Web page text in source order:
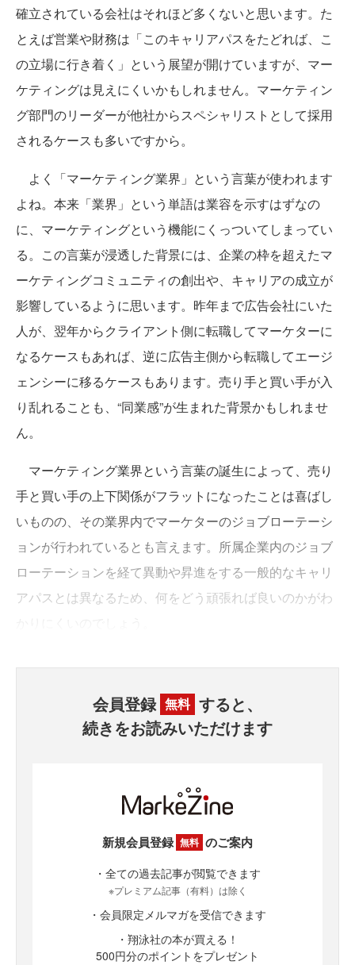
確立されている会社はそれほど多くないと思います。た
とえば営業や財務は「このキャリアパスをたどれば、こ
の立場に行き着く」という展望が開けていますが、マー
ケティングは見えにくいかもしれません。マーケティン
グ部門のリーダーが他社からスペシャリストとして採用
されるケースも多いですから。
よく「マーケティング業界」という言葉が使われます
よね。本来「業界」という単語は業容を示すはずなの
に、マーケティングという機能にくっついてしまってい
る。この言葉が浸透した背景には、企業の枠を超えたマ
ーケティングコミュニティの創出や、キャリアの成立が
影響しているように思います。昨年まで広告会社にいた
人が、翌年からクライアント側に転職してマーケターに
なるケースもあれば、逆に広告主側から転職してエージ
ェンシーに移るケースもあります。売り手と買い手が入
り乱れることも、“同業感”が生まれた背景かもしれませ
ん。
マーケティング業界という言葉の誕生によって、売り
手と買い手の上下関係がフラットになったことは喜ばし
いものの、その業界内でマーケターのジョブローテーシ
ョンが行われているとも言えます。所属企業内のジョブ
ローテーションを経て異動や昇進をする一般的なキャリ
アパスとは異なるため、何をどう頑張れば良いのかがわ
会員登録 無料 すると、
続きをお読みいただけます
新規会員登録 無料 のご案内
・全ての過去記事が閲覧できます
※プレミアム記事（有料）は除く
・会員限定メルマガを受信できます
・翔泳社の本が買える！
500円分のポイントをプレゼント